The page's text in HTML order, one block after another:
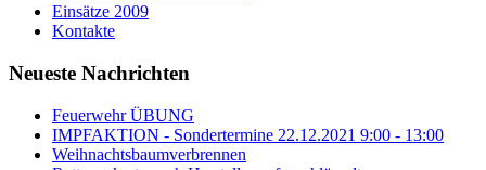
Einsätze 2009
Kontakte
Neueste Nachrichten
Feuerwehr ÜBUNG
IMPFAKTION - Sondertermine 22.12.2021 9:00 - 13:00
Weihnachtsbaumverbrennen